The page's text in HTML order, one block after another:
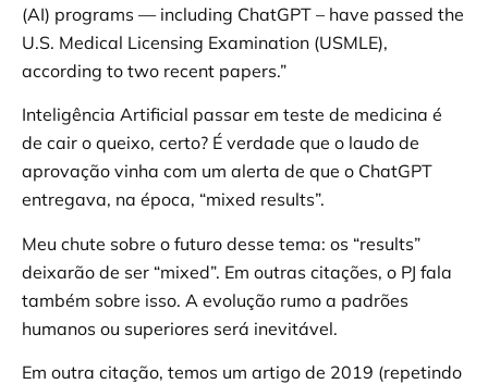
(AI) programs — including ChatGPT – have passed the
U.S. Medical Licensing Examination (USMLE),
according to two recent papers.”
Inteligência Artificial passar em teste de medicina é
de cair o queixo, certo? É verdade que o laudo de
aprovação vinha com um alerta de que o ChatGPT
entregava, na época, “mixed results”.
Meu chute sobre o futuro desse tema: os “results”
deixarão de ser “mixed”. Em outras citações, o PJ fala
também sobre isso. A evolução rumo a padrões
humanos ou superiores será inevitável.
Em outra citação, temos um artigo de 2019 (repetindo